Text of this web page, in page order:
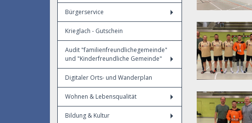
Bürgerservice
Krieglach - Gutschein
Audit "familienfreundlichegemeinde"
und "Kinderfreundliche Gemeinde"
Digitaler Orts- und Wanderplan
Wohnen & Lebensqualität
Bildung & Kultur